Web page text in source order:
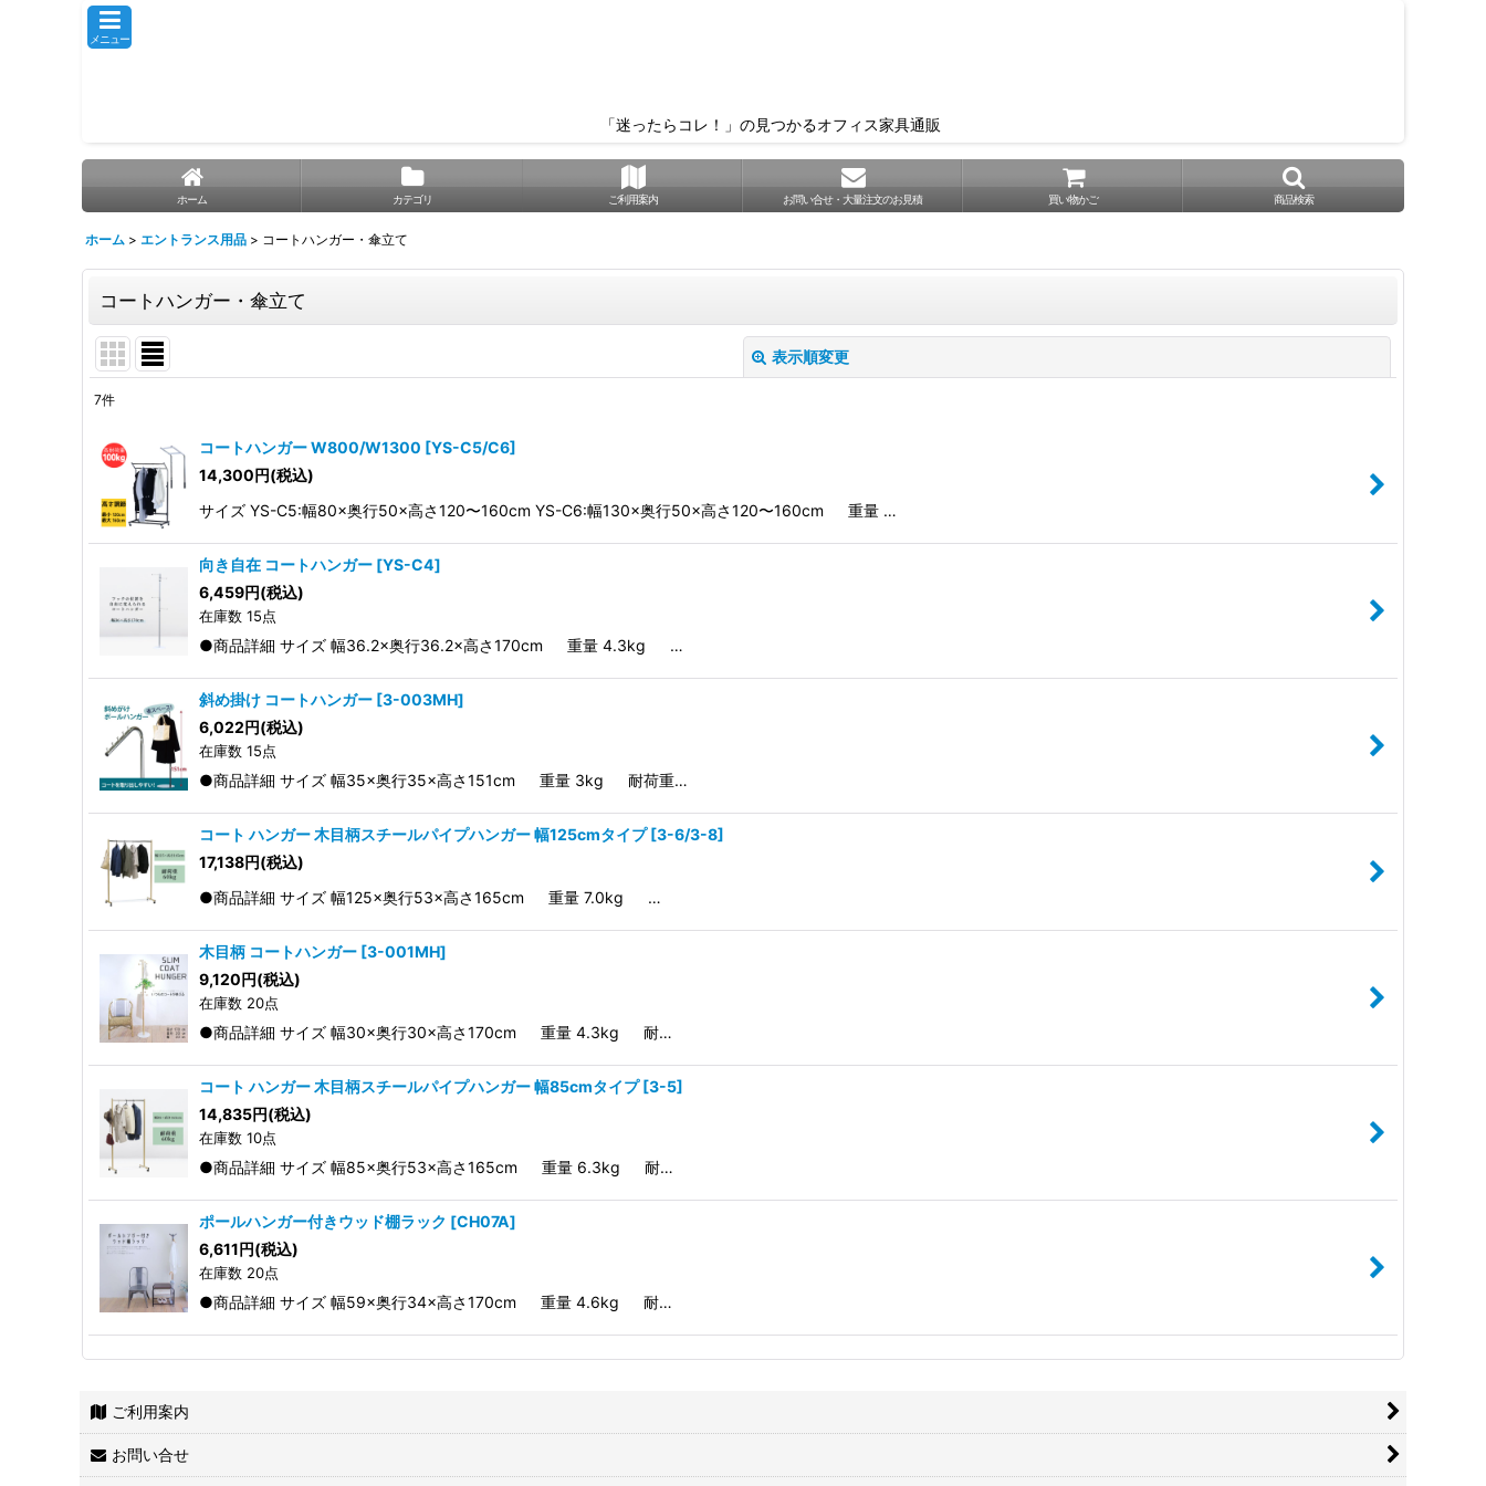
メニュー
「迷ったらコレ！」の見つかるオフィス家具通販
ホーム カテゴリ ご利用案内 お問い合せ・大量注文のお見積 買い物かご 商品検索
ホーム > エントランス用品 > コートハンガー・傘立て
コートハンガー・傘立て
表示順変更
並び順:
絞り込む
7件
コートハンガー W800/W1300 [YS-C5/C6]
14,300 円(税込)
サイズ YS-C5:幅80×奥行50×高さ120〜160cm YS-C6:幅130×奥行50×高さ120〜160cm 重量 …
向き自在 コートハンガー [YS-C4]
6,459円(税込)
在庫数 15点
●商品詳細 サイズ 幅36.2×奥行36.2×高さ170cm 重量 4.3kg …
斜め掛け コートハンガー [3-003MH]
6,022円(税込)
在庫数 15点
●商品詳細 サイズ 幅35×奥行35×高さ151cm 重量 3kg 耐荷重…
コート ハンガー 木目柄スチールパイプハンガー 幅125cmタイプ [3-6/3-8]
17,138円(税込)
●商品詳細 サイズ 幅125×奥行53×高さ165cm 重量 7.0kg …
木目柄 コートハンガー [3-001MH]
9,120 円(税込)
在庫数 20点
●商品詳細 サイズ 幅30×奥行30×高さ170cm 重量 4.3kg 耐…
コート ハンガー 木目柄スチールパイプハンガー 幅85cmタイプ [3-5]
14,835円(税込)
在庫数 10点
●商品詳細 サイズ 幅85×奥行53×高さ165cm 重量 6.3kg 耐…
ポールハンガー付きウッド棚ラック [CH07A]
6,611 円(税込)
在庫数 20点
●商品詳細 サイズ 幅59×奥行34×高さ170cm 重量 4.6kg 耐…
ご利用案内
お問い合せ